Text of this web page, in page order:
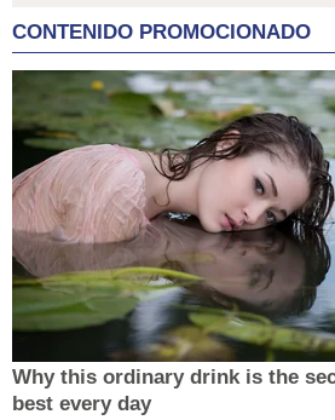
CONTENIDO PROMOCIONADO
Why this ordinary drink is the
best every day